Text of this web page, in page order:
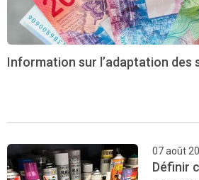
07 août
Définir
Information sur l’adaptation des